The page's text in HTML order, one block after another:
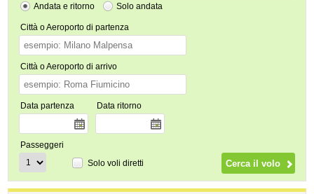
Andata e ritorno Solo andata
Città o Aeroporto di partenza
Città o Aeroporto di arrivo
Data partenza Data ritorno
Passeggeri
Solo voli diretti